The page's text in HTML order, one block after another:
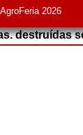
AgroFeria 2026
destruídas